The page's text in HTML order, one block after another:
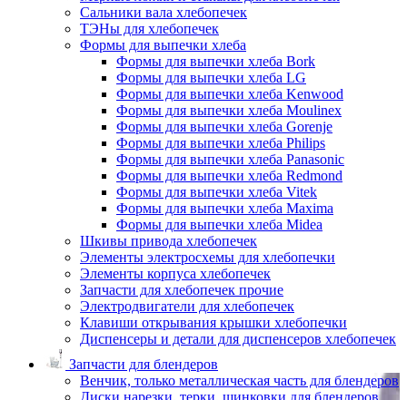
Сальники вала хлебопечек
ТЭНы для хлебопечек
Формы для выпечки хлеба
Формы для выпечки хлеба Bork
Формы для выпечки хлеба LG
Формы для выпечки хлеба Kenwood
Формы для выпечки хлеба Moulinex
Формы для выпечки хлеба Gorenje
Формы для выпечки хлеба Philips
Формы для выпечки хлеба Panasonic
Формы для выпечки хлеба Redmond
Формы для выпечки хлеба Vitek
Формы для выпечки хлеба Maxima
Формы для выпечки хлеба Midea
Шкивы привода хлебопечек
Элементы электросхемы для хлебопечки
Элементы корпуса хлебопечек
Запчасти для хлебопечек прочие
Электродвигатели для хлебопечек
Клавиши открывания крышки хлебопечки
Диспенсеры и детали для диспенсеров хлебопечек
Запчасти для блендеров
Венчик, только металлическая часть для блендеров
Диски нарезки, терки, шинковки для блендеров